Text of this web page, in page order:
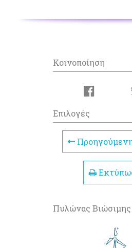
Κοινοποίηση
Επιλογές
Πυλώνας